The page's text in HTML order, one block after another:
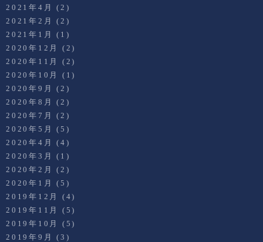
2021年4月
(2)
2021年2月
(2)
2021年1月
(1)
2020年12月
(2)
2020年11月
(2)
2020年10月
(1)
2020年9月
(2)
2020年8月
(2)
2020年7月
(2)
2020年5月
(5)
2020年4月
(4)
2020年3月
(1)
2020年2月
(2)
2020年1月
(5)
2019年12月
(4)
2019年11月
(5)
2019年10月
(5)
2019年9月
(3)